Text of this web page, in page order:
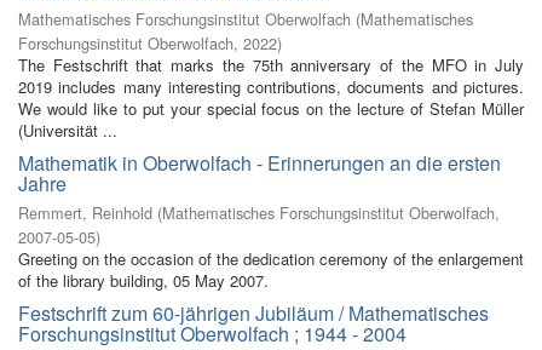
Mathematisches Forschungsinstitut Oberwolfach (Mathematisches
Forschungsinstitut Oberwolfach, 2022)
The Festschrift that marks the 75th anniversary of the MFO in July
2019 includes many interesting contributions, documents and pictures.
We would like to put your special focus on the lecture of Stefan Müller
(Universität ...
Mathematik in Oberwolfach - Erinnerungen an die ersten
Jahre
Remmert, Reinhold (Mathematisches Forschungsinstitut Oberwolfach,
2007-05-05)
Greeting on the occasion of the dedication ceremony of the enlargement
of the library building, 05 May 2007.
Festschrift zum 60-jährigen Jubiläum / Mathematisches
Forschungsinstitut Oberwolfach ; 1944 - 2004